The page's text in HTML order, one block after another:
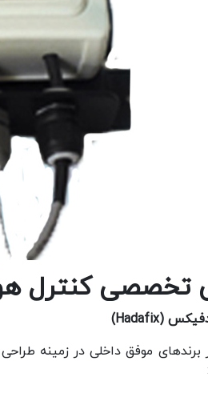
تخصصی کنترل
(Hadafix)
موفق داخلی در زمینه